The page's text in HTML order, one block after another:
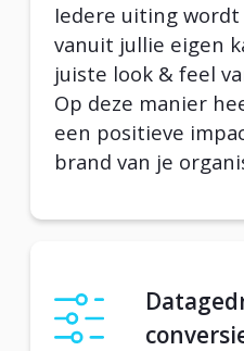
Iedere uiting
vanuit jullie eigen
juiste look & feel
Op deze manier
een positieve
brand van je